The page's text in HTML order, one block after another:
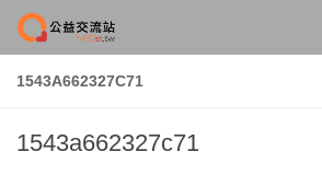
Skip to content
1543A662327C71
1543a662327c71